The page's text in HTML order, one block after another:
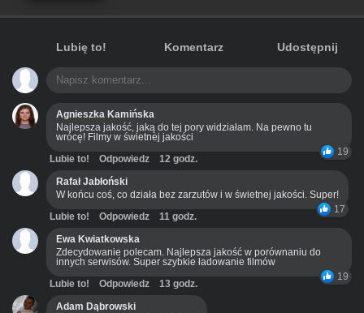
Lubię to! Komentarz Udostępnij
Agnieszka Kamińska
Najlepsza jakość, jaką do tej pory widziałam. Na pewno tu
wrócę! Filmy w świetnej jakości
19
Lubie to! Odpowiedz
12 godz.
Rafał Jabłoński
W końcu coś, co działa bez zarzutów i w świetnej jakości. Super!
17
Lubie to! Odpowiedz
11 godz.
Ewa Kwiatkowska
Zdecydowanie polecam. Najlepsza jakość w porównaniu do
innych serwisów. Super szybkie ładowanie filmów
19
Lubie to! Odpowiedz
13 godz.
Adam Dąbrowski